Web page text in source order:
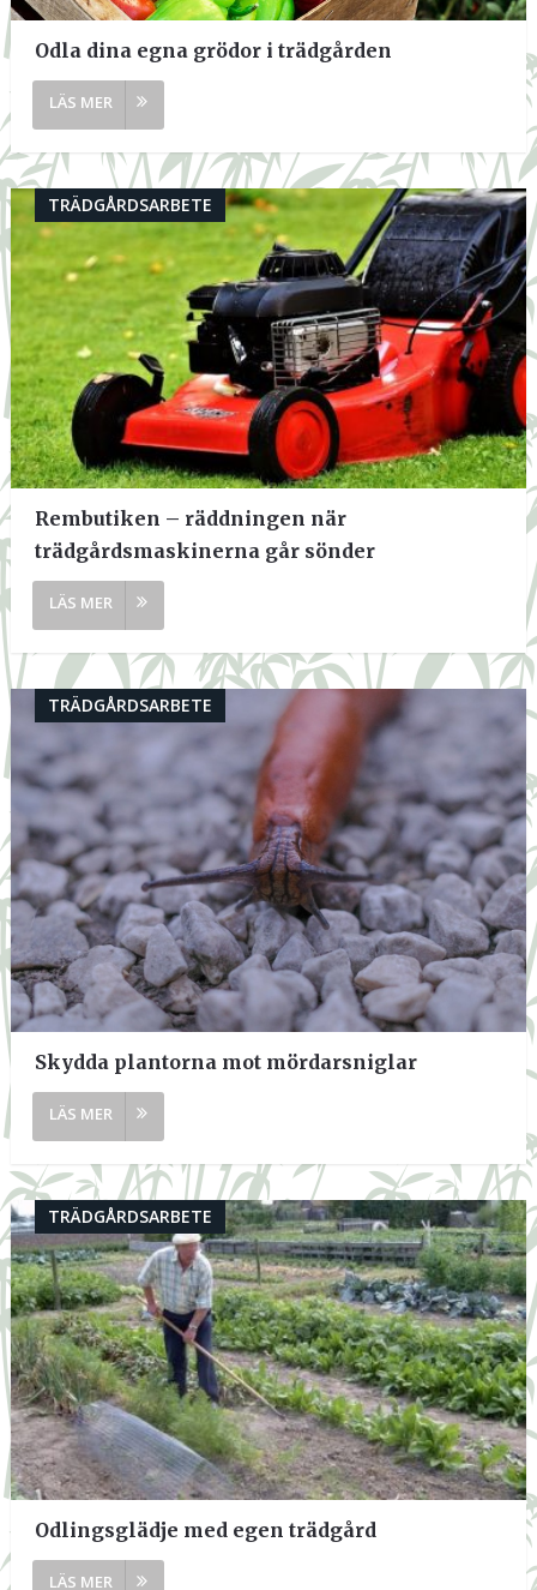
Odla dina egna grödor i trädgården
TRÄDGÅRDSARBETE
Rembutiken – räddningen när
trädgårdsmaskinerna går sönder
TRÄDGÅRDSARBETE
Skydda plantorna mot mördarsniglar
TRÄDGÅRDSARBETE
Odlingsglädje med egen trädgård